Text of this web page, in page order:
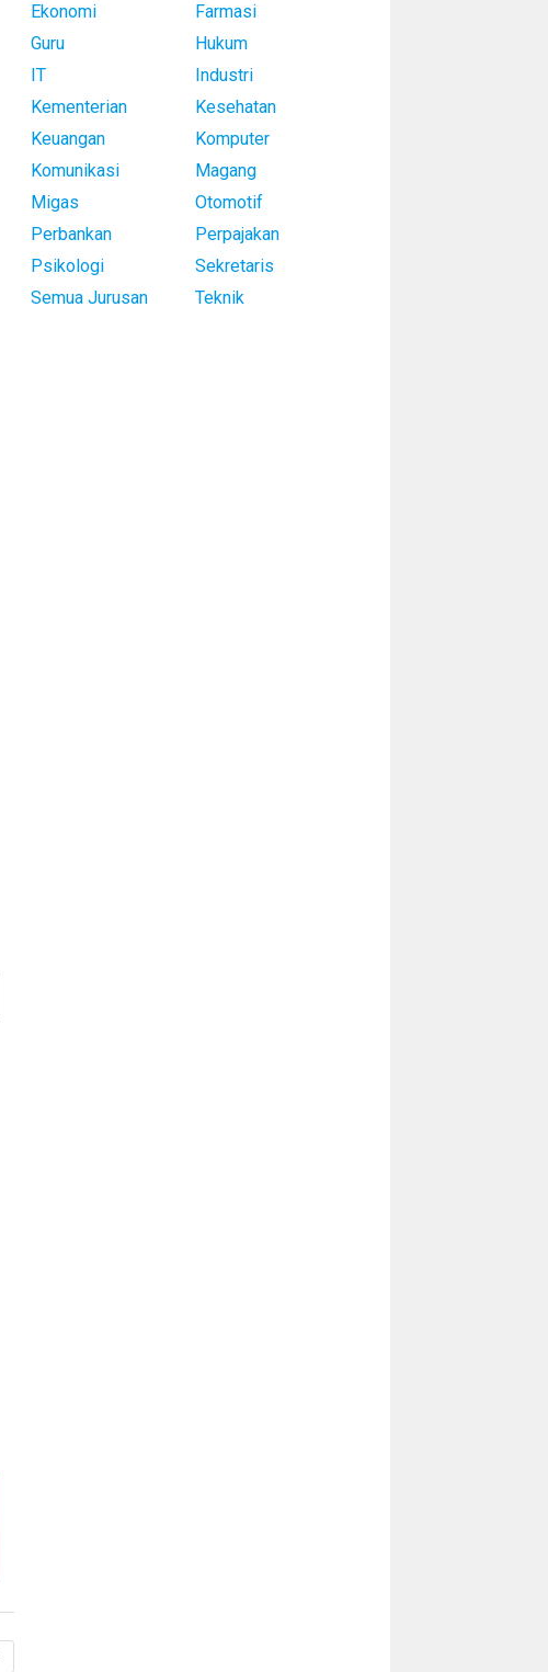
Ekonomi
Farmasi
Guru
Hukum
IT
Industri
Kementerian
Kesehatan
Keuangan
Komputer
Komunikasi
Magang
Migas
Otomotif
Perbankan
Perpajakan
Psikologi
Sekretaris
Semua Jurusan
Teknik